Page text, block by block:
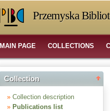
Przemyska
MAIN PAGE COLLECTIONS
Collection
» Collection description
» Publications list